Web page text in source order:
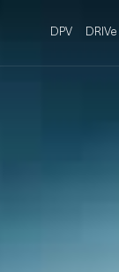
DPV DRIVe